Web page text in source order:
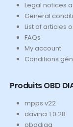
Legal notices
General
List of articles
FAQs
My account
Conditions
Produits OBD
mpps v22
davinci 1.0.28
obddiag